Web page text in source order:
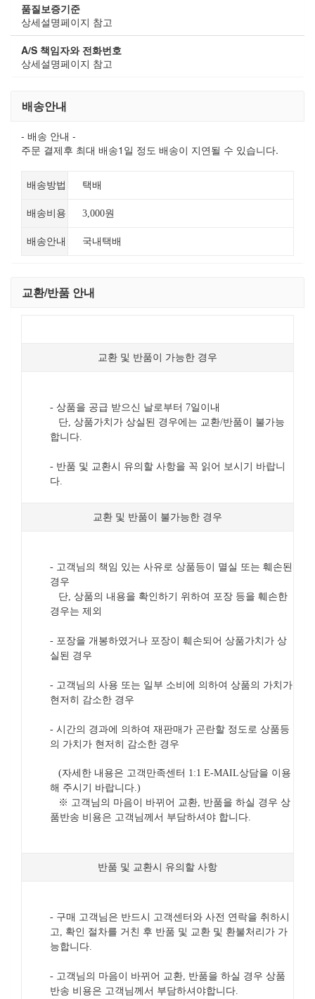
품질보증기준
상세설명페이지 참고
A/S 책임자와 전화번호
상세설명페이지 참고
배송안내
- 배송 안내 -
주문 결제후 최대 배송1일 정도 배송이 지연될 수 있습니다.
배송방법 택배
배송비용 3,000원
배송안내 국내택배
교환/반품 안내
교환 및 반품이 가능한 경우
- 상품을 공급 받으신 날로부터 7일이내
단, 상품가치가 상실된 경우에는 교환/반품이 불가능
합니다.
- 반품 및 교환시 유의할 사항을 꼭 읽어 보시기 바랍니
다.
교환 및 반품이 불가능한 경우
- 고객님의 책임 있는 사유로 상품등이 멸실 또는 훼손된
경우
단, 상품의 내용을 확인하기 위하여 포장 등을 훼손한
경우는 제외
- 포장을 개봉하였거나 포장이 훼손되어 상품가치가 상
실된 경우
- 고객님의 사용 또는 일부 소비에 의하여 상품의 가치가
현저히 감소한 경우
- 시간의 경과에 의하여 재판매가 곤란할 정도로 상품등
의 가치가 현저히 감소한 경우
(자세한 내용은 고객만족센터 1:1 E-MAIL상담을 이용
해 주시기 바랍니다.)
※ 고객님의 마음이 바뀌어 교환, 반품을 하실 경우 상
품반송 비용은 고객님께서 부담하셔야 합니다.
반품 및 교환시 유의할 사항
- 구매 고객님은 반드시 고객센터와 사전 연락을 취하시
고, 확인 절차를 거친 후 반품 및 교환 및 환불처리가 가
능합니다.
- 고객님의 마음이 바뀌어 교환, 반품을 하실 경우 상품
반송 비용은 고객님께서 부담하셔야합니다.